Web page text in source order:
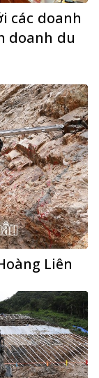
các doanh
doanh du
Liên